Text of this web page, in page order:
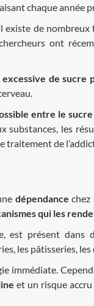
chaque année
existe de
ont
excessive de sucre
entre le
substances, les
traitement de
dépendance chez
qui les
est présent
les pâtisseries, les
immédiate.
et un risque